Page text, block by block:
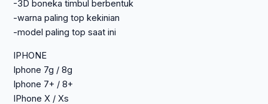
(1104)
-3D boneka timbul berbentuk
-warna paling top kekinian
-model paling top saat ini
IPHONE
Iphone 7g / 8g
Iphone 7+ / 8+
IPhone X / Xs